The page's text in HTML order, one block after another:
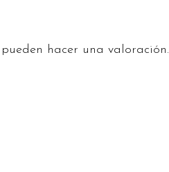
hacer una valoración.